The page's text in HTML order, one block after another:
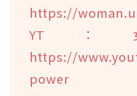
https://
YT：
https://
power